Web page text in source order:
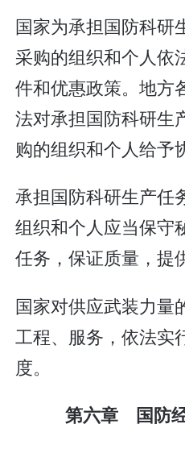
国家为承担国防科研
采购的组织和个人依
件和优惠政策。地方
法对承担国防科研生
购的组织和个人给予
承担国防科研生产任
组织和个人应当保守
任务，保证质量，提
国家对供应武装力量
工程、服务，依法实
度。
第六章 国防